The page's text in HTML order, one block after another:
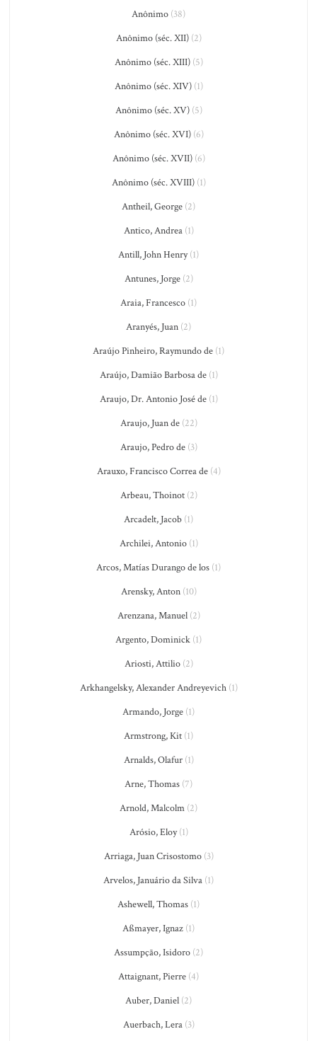
Anônimo (38)
Anônimo (séc. XII)(2)
Anônimo (séc. XIII)(5)
Anônimo (séc. XIV)(1)
Anônimo (séc. XV)(5)
Anônimo (séc. XVI)(6)
Anônimo (séc. XVII)(6)
Anônimo (séc. XVIII)(1)
Antheil, George (2)
Antico, Andrea(1)
Antill, John Henry(1)
Antunes, Jorge(2)
Araia, Francesco (1)
Aranyés, Juan (2)
Araújo Pinheiro, Raymundo de (1)
Araújo, Damião Barbosa de(1)
Araujo, Dr. Antonio José de(1)
Araujo, Juan de(22)
Araujo, Pedro de(3)
Arauxo, Francisco Correa de(4)
Arbeau, Thoinot(2)
Arcadelt, Jacob (1)
Archilei, Antonio(1)
Arcos, Matías Durango de los (1)
Arensky, Anton(10)
Arenzana, Manuel(2)
Argento, Dominick (1)
Ariosti, Attilio(2)
Arkhangelsky, Alexander Andreyevich(1)
Armando, Jorge (1)
Armstrong, Kit (1)
Arnalds, Olafur(1)
Arne, Thomas (7)
Arnold, Malcolm (2)
Arósio, Eloy(1)
Arriaga, Juan Crisostomo(3)
Arvelos, Januário da Silva (1)
Ashewell, Thomas (1)
Aßmayer, Ignaz (1)
Assumpção, Isidoro (2)
Attaignant, Pierre (4)
Auber, Daniel (2)
Auerbach, Lera(3)